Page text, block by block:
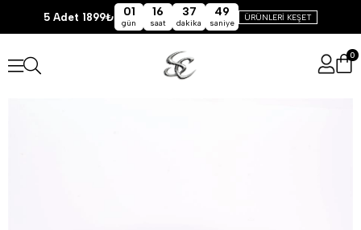
5 Adet 1899₺ 01
gün
16
saat
37
dakika
49
saniye
ÜRÜNLERİ KEŞET
0